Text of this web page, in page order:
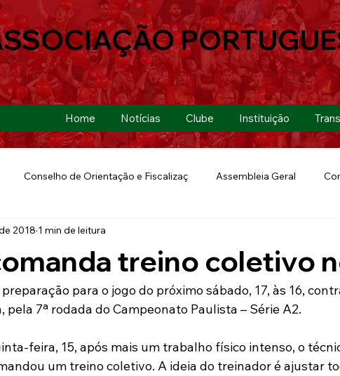
Home Notícias Clube Instituição
Conselho de Orientação e Fiscalizaç Assembleia Geral
Copa São Paulo
Futebol de Quintal Lusa Run 2019 Lusa Futebol
pelo Brasil Ouvidoria Modalidades Marketing
treino coletivo
2018 1 min de leitura
para o jogo do próximo sábado, 17, às 16,
pela 7ª rodada do Campeonato Paulista – Série A2.
feira, 15, após mais um trabalho físico intenso, o
um treino coletivo. A ideia do treinador é ajustar